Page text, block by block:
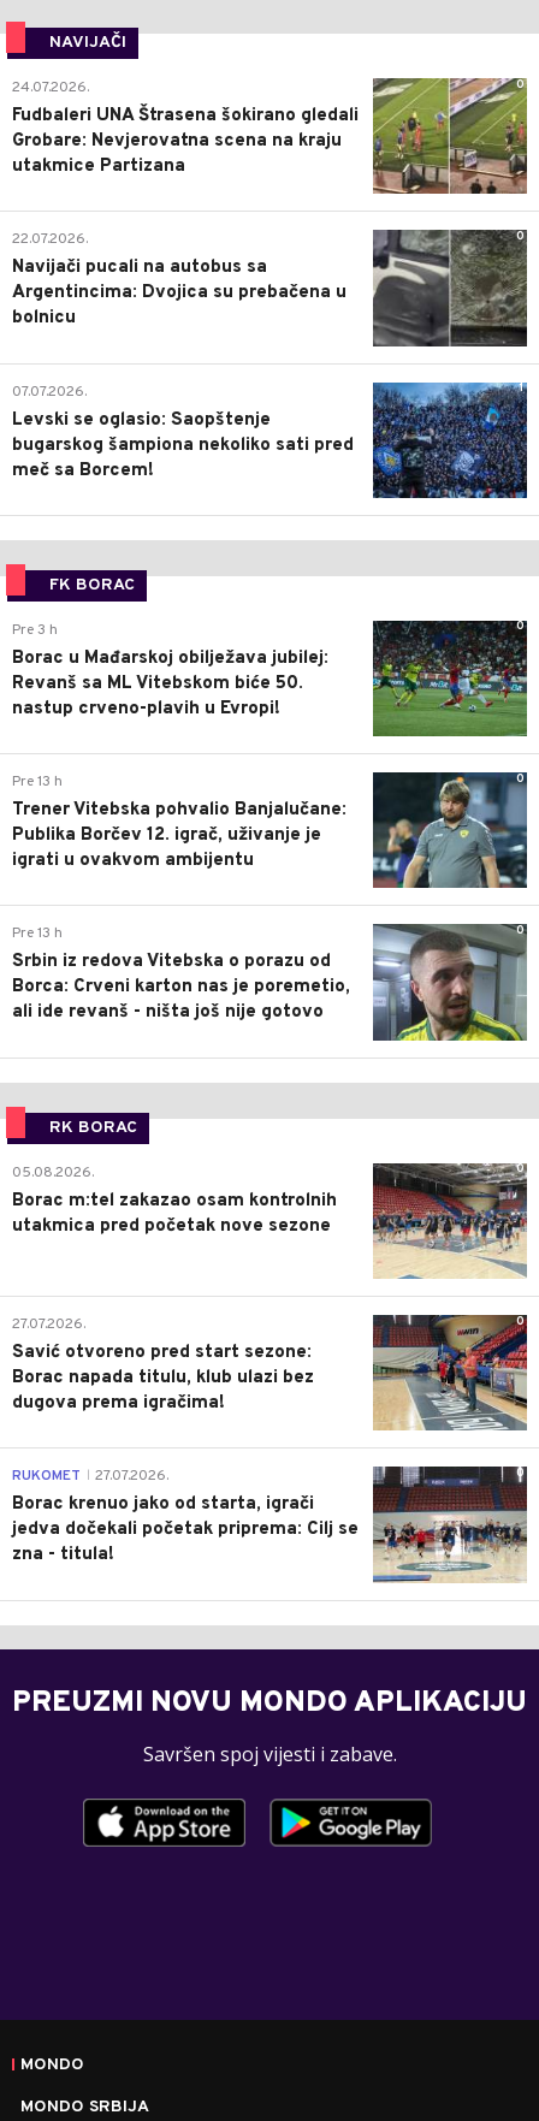
NAVIJAČI
0
24.07.2026.
Fudbaleri UNA Štrasena šokirano gledali
Grobare: Nevjerovatna scena na kraju
utakmice Partizana
0
22.07.2026.
Navijači pucali na autobus sa
Argentincima: Dvojica su prebačena u
bolnicu
1
07.07.2026.
Levski se oglasio: Saopštenje
bugarskog šampiona nekoliko sati pred
meč sa Borcem!
FK BORAC
0
Pre 3 h
Borac u Mađarskoj obilježava jubilej:
Revanš sa ML Vitebskom biće 50.
nastup crveno-plavih u Evropi!
0
Pre 13 h
Trener Vitebska pohvalio Banjalučane:
Publika Borčev 12. igrač, uživanje je
igrati u ovakvom ambijentu
0
Pre 13 h
Srbin iz redova Vitebska o porazu od
Borca: Crveni karton nas je poremetio,
ali ide revanš - ništa još nije gotovo
RK BORAC
0
05.08.2026.
Borac m:tel zakazao osam kontrolnih
utakmica pred početak nove sezone
0
27.07.2026.
Savić otvoreno pred start sezone:
Borac napada titulu, klub ulazi bez
dugova prema igračima!
0
RUKOMET 27.07.2026.
Borac krenuo jako od starta, igrači
jedva dočekali početak priprema: Cilj se
zna - titula!
PREUZMI NOVU MONDO APLIKACIJU
Savršen spoj vijesti i zabave.
MONDO
MONDO SRBIJA